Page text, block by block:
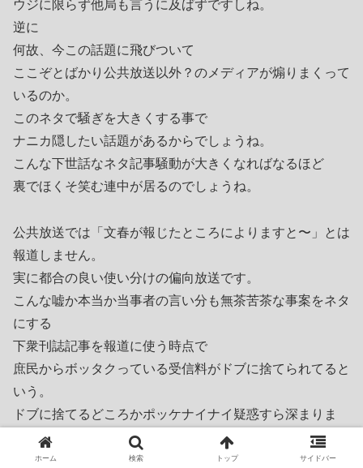
ウジに限らず他局も言うに及ばずですしね。
逆に
何故、今この話題に飛びついて
ここぞとばかり公共放送以外？のメディアが煽りまくって
いるのか。
このネタで騒ぎを大きくする事で
ナニカ隠したい話題があるからでしょうね。
こんな下世話なネタ記事騒動が大きくなればなるほど
裏でほくそ笑む連中が居るのでしょうね。
公共放送では「文春が報じたところによりますと〜」とは
報道しません。
実に都合の良い使い分けの偏向放送です。
こんな嘘か本当か当事者の言い分も無茶苦茶な事案をネタ
にする
下衆刊誌記事を報道に使う時点で
庶民からボッタクっている受信料がドブに捨てられてると
いう。
ドブに捨てるどころかポッケナイナイ疑惑すら深まりま
ホーム 検索 トップ サイドバー